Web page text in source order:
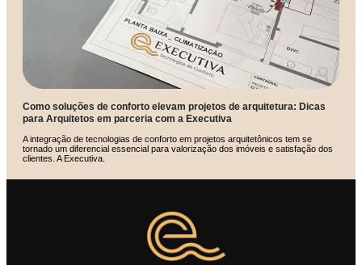
Como soluções de conforto elevam projetos de arquitetura: Dicas
para Arquitetos em parceria com a Executiva
A integração de tecnologias de conforto em projetos arquitetônicos tem se
tornado um diferencial essencial para valorização dos imóveis e satisfação dos
clientes. A Executiva.